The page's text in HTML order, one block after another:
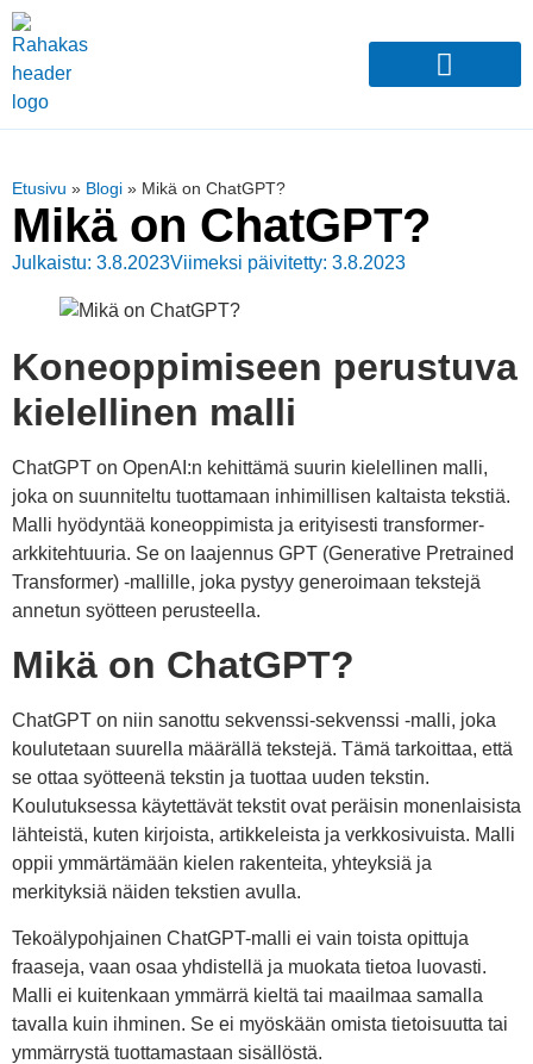
Etusivu » Blogi » Mikä on ChatGPT?
Mikä on ChatGPT?
Julkaistu: 3.8.2023Viimeksi päivitetty: 3.8.2023
Koneoppimiseen perustuva
kielellinen malli
ChatGPT on OpenAI:n kehittämä suurin kielellinen malli,
joka on suunniteltu tuottamaan inhimillisen kaltaista tekstiä.
Malli hyödyntää koneoppimista ja erityisesti transformer-
arkkitehtuuria. Se on laajennus GPT (Generative Pretrained
Transformer) -mallille, joka pystyy generoimaan tekstejä
annetun syötteen perusteella.
Mikä on ChatGPT?
ChatGPT on niin sanottu sekvenssi-sekvenssi -malli, joka
koulutetaan suurella määrällä tekstejä. Tämä tarkoittaa, että
se ottaa syötteenä tekstin ja tuottaa uuden tekstin.
Koulutuksessa käytettävät tekstit ovat peräisin monenlaisista
lähteistä, kuten kirjoista, artikkeleista ja verkkosivuista. Malli
oppii ymmärtämään kielen rakenteita, yhteyksiä ja
merkityksiä näiden tekstien avulla.
Tekoälypohjainen ChatGPT-malli ei vain toista opittuja
fraaseja, vaan osaa yhdistellä ja muokata tietoa luovasti.
Malli ei kuitenkaan ymmärrä kieltä tai maailmaa samalla
tavalla kuin ihminen. Se ei myöskään omista tietoisuutta tai
ymmärrystä tuottamastaan sisällöstä.